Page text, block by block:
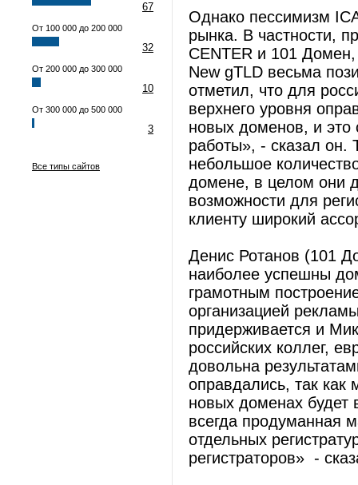
67
От 100 000 до 200 000
32
От 200 000 до 300 000
10
От 300 000 до 500 000
3
Все типы сайтов
Однако пессимизм
рынка. В частности,
CENTER и 101
New gTLD весьма
отметил, что для
верхнего уровня
новых доменов, и
работы», - сказал он.
небольшое
домене, в целом они
возможности для
клиенту широкий
Денис Ротанов (101
наиболее успешны
грамотным
организацией
придерживается и
российских коллег,
довольна
оправдались, так как
новых доменах будет
всегда продуманная
отдельных
регистраторов» -